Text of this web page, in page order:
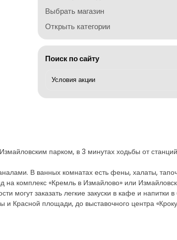
Выбрать магазин
Открыть категории
Поиск по сайту
парком, в 3 минутах ходьбы от
В ванных комнатах есть фены, халаты,
на комплекс «Кремль в Измайлово» или
могут заказать легкие закуски в кафе и напитки в
и Красной площади, до выставочного центра